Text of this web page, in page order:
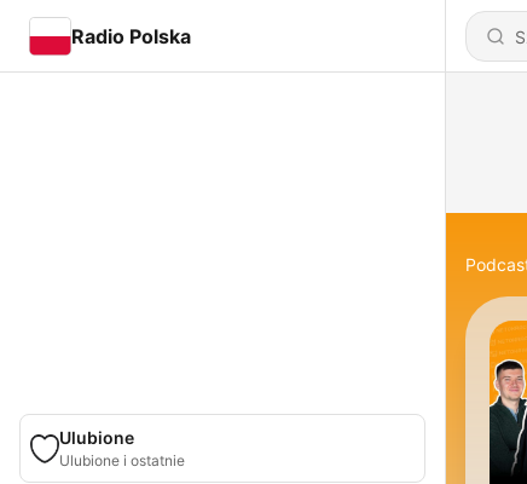
Radio Polska
Ulubione
Ulubione i ostatnie